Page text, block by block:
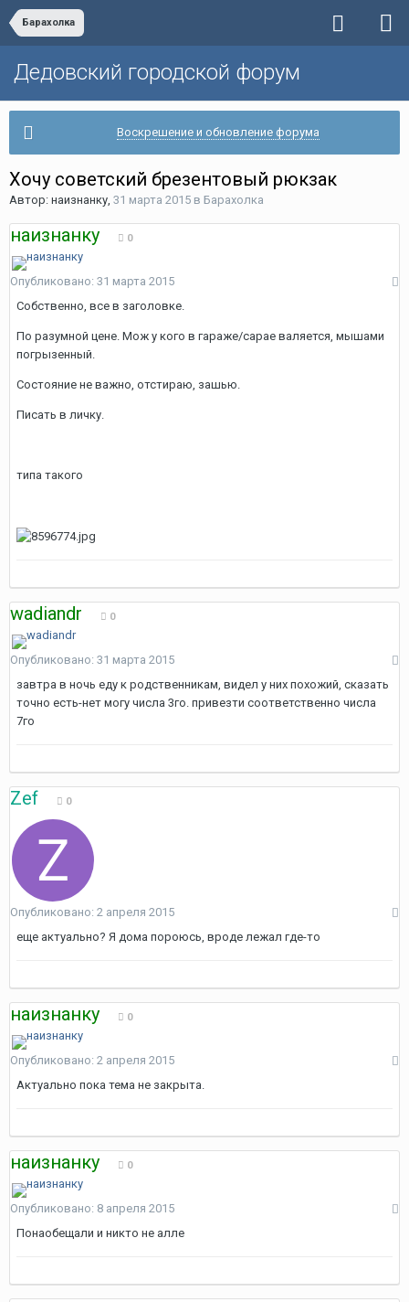
Барахолка
Дедовский городской форум
Воскрешение и обновление форума
Хочу советский брезентовый рюкзак
Автор: наизнанку, 31 марта 2015 в Барахолка
наизнанку 0
Опубликовано: 31 марта 2015
Собственно, все в заголовке.
По разумной цене. Мож у кого в гараже/сарае валяется, мышами
погрызенный.
Состояние не важно, отстираю, зашью.
Писать в личку.
типа такого
wadiandr 0
Опубликовано: 31 марта 2015
завтра в ночь еду к родственникам, видел у них похожий, сказать
точно есть-нет могу числа 3го. привезти соответственно числа
7го
Zef 0
Опубликовано: 2 апреля 2015
еще актуально? Я дома пороюсь, вроде лежал где-то
наизнанку 0
Опубликовано: 2 апреля 2015
Актуально пока тема не закрыта.
наизнанку 0
Опубликовано: 8 апреля 2015
Понаобещали и никто не алле